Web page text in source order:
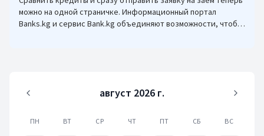
можно на одной страничке. Информационный портал
Banks.kg и сервис Bank.kg объединяют возможности, чтобы
август 2026 г.
ПН ВТ СР ЧТ ПТ СБ ВС